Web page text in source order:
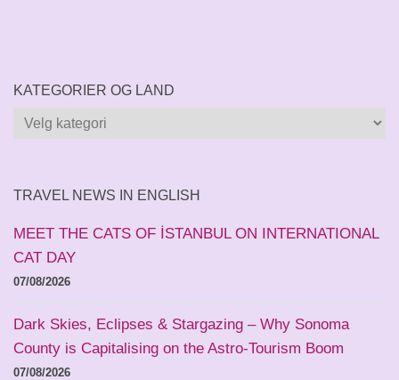
KATEGORIER OG LAND
Kategorier
TRAVEL NEWS IN ENGLISH
MEET THE CATS OF İSTANBUL ON INTERNATIONAL
CAT DAY
07/08/2026
Dark Skies, Eclipses & Stargazing – Why Sonoma
County is Capitalising on the Astro-Tourism Boom
07/08/2026